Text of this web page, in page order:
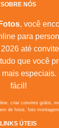
SOBRE NÓS
, você
para
até
que você
especiais.
fácil!
criar convites grátis,
de fotos, foto montagem.
LINKS ÚTEIS